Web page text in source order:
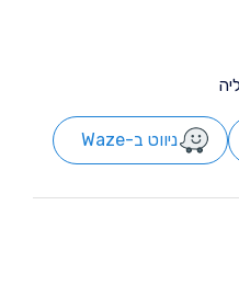
ניווט ב-Waze